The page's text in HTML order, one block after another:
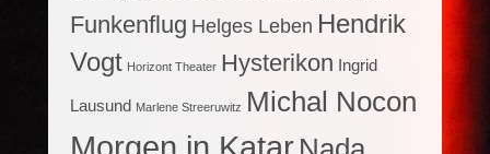
Funkenflug Helges Leben Hendrik
Vogt Horizont Theater Hysterikon Ingrid
Lausund Marlene Streeruwitz Michal Nocon